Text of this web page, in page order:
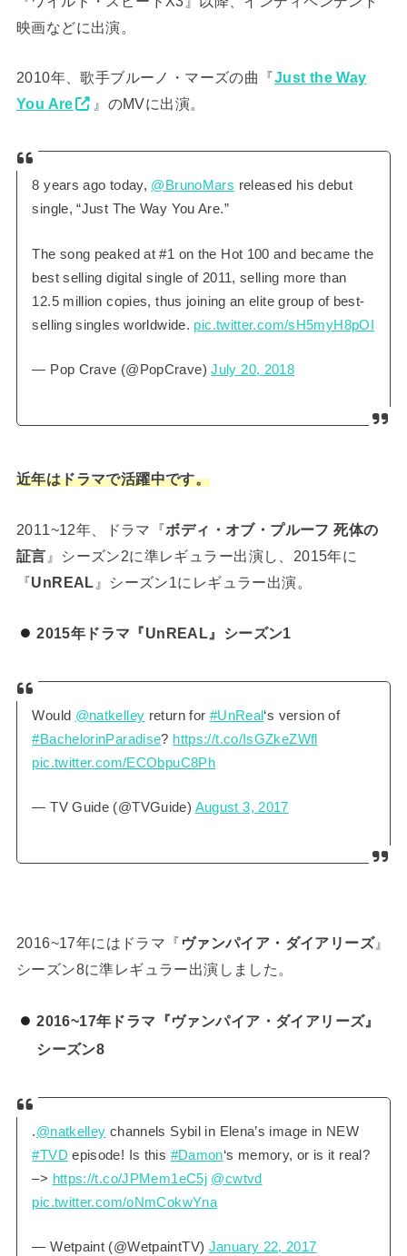
映画などに出演。
2010年、歌手ブルーノ・マーズの曲『Just the Way
You Are
』のMVに出演。
8 years ago today, @BrunoMars released his debut
single, “Just The Way You Are.”
The song peaked at #1 on the Hot 100 and became the
best selling digital single of 2011, selling more than
12.5 million copies, thus joining an elite group of best-
selling singles worldwide. pic.twitter.com/sH5myH8pOI
— Pop Crave (@PopCrave)July 20, 2018
近年はドラマで活躍中です。
2011~12年、ドラマ『ボディ・オブ・プルーフ 死体の
証言 』シーズン2に準レギュラー出演し、2015年に
『UnREAL 』シーズン1にレギュラー出演。
2015年ドラマ『UnREAL』シーズン1
Would @natkelley return for #UnReal ‘s version of
#BachelorinParadise? https://t.co/IsGZkeZWfl
pic.twitter.com/ECObpuC8Ph
— TV Guide (@TVGuide) August 3, 2017
2016~17年にはドラマ『 ヴァンパイア・ダイアリーズ』
シーズン8に準レギュラー出演しました。
2016~17年ドラマ『ヴァンパイア・ダイアリーズ』
シーズン8
.@natkelley channels Sybil in Elena’s image in NEW
#TVD episode! Is this #Damon‘s memory, or is it real?
–> https://t.co/JPMem1eC5j @cwtvd
pic.twitter.com/oNmCokwYna
— Wetpaint (@WetpaintTV) January 22, 2017